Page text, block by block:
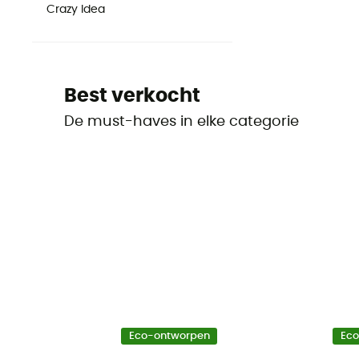
Crazy Idea
Best verkocht
De must-haves in elke categorie
Eco-ontworpen